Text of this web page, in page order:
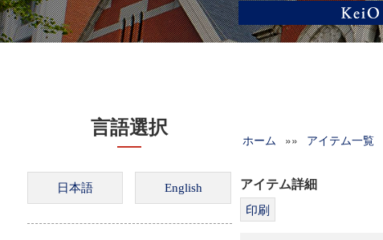
言語選択
ホーム »» アイテム一覧
アイテム詳細